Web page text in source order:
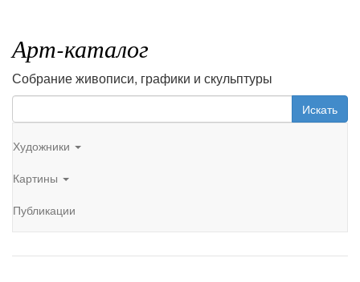
Арт-каталог
Собрание живописи, графики и скульптуры
Искать
Художники
Картины
Публикации